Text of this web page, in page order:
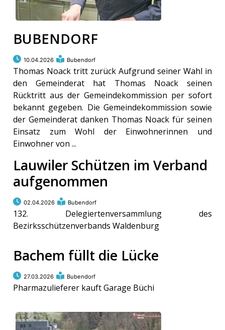
BUBENDORF
10.04.2026 Bubendorf
Thomas Noack tritt zurück Aufgrund seiner Wahl in
den Gemeinderat hat Thomas Noack seinen
Rücktritt aus der Gemeindekommission per sofort
bekannt gegeben. Die Gemeindekommission sowie
der Gemeinderat danken Thomas Noack für seinen
Einsatz zum Wohl der Einwohnerinnen und
Einwohner von ...
Lauwiler Schützen im Verband
aufgenommen
02.04.2026 Bubendorf
132. Delegiertenversammlung des
Bezirksschützenverbands Waldenburg
Bachem füllt die Lücke
27.03.2026 Bubendorf
Pharmazulieferer kauft Garage Büchi